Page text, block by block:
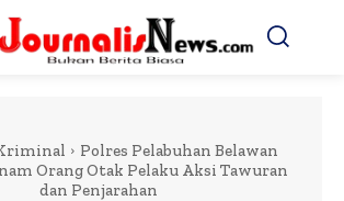
Polres Pelabuhan Belawan
Orang Otak Pelaku Aksi Tawuran
dan Penjarahan